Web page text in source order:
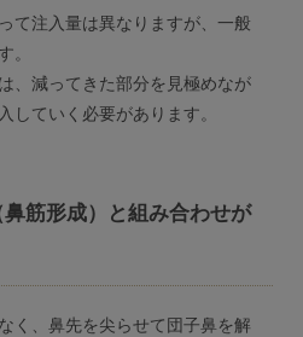
て注入量は異なりますが、一般
。
、減ってきた部分を見極めなが
していく必要があります。
筋形成）と組み合わせが
く、鼻先を尖らせて団子鼻を解